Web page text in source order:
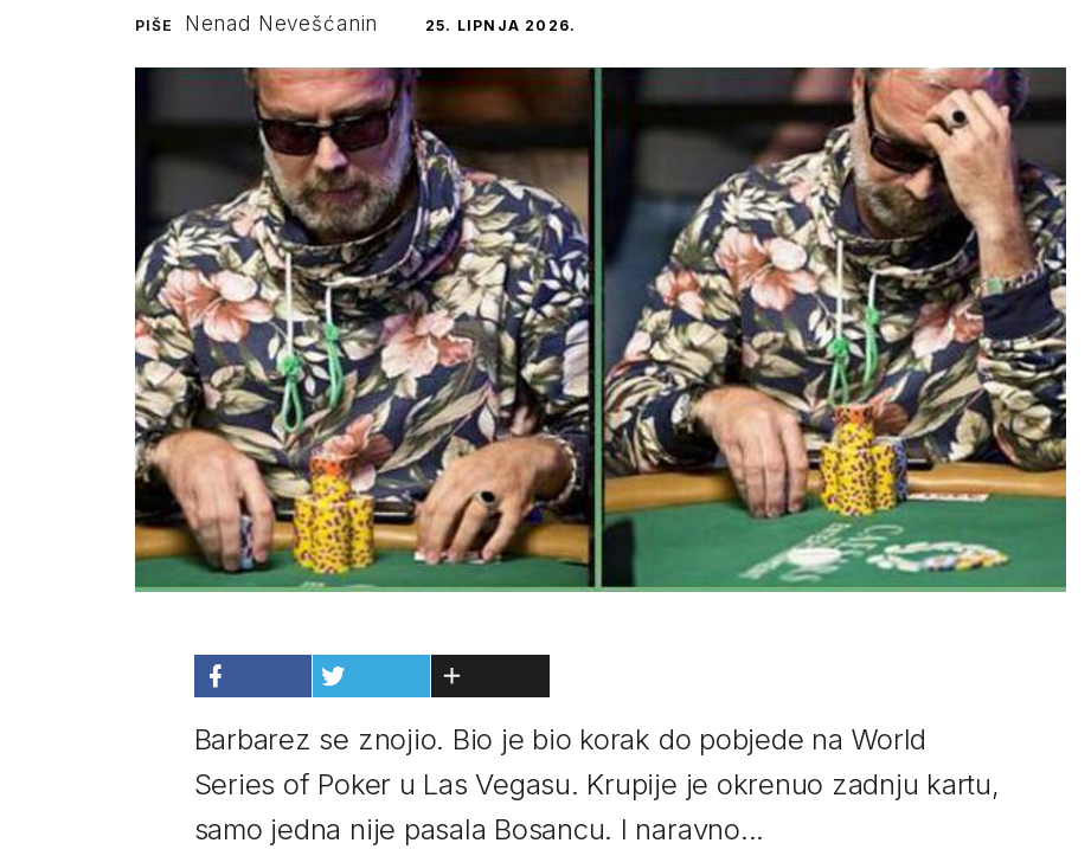
PIŠE Nenad Nevešćanin 25. LIPNJA 2026.
Barbarez se znojio. Bio je bio korak do pobjede na World
Series of Poker u Las Vegasu. Krupije je okrenuo zadnju kartu,
samo jedna nije pasala Bosancu. I naravno...